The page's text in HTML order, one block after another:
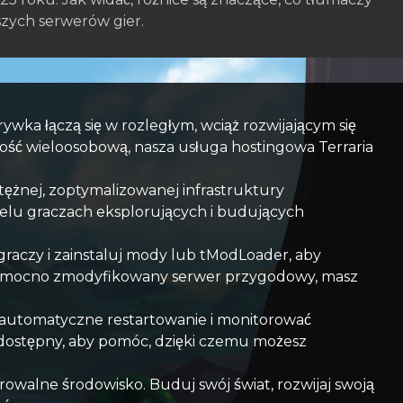
serwerów gier.
łączą się w rozległym, wciąż rozwijającym się
wieloosobową, nasza usługa hostingowa Terraria
zoptymalizowanej infrastruktury
graczach eksplorujących i budujących
i zainstaluj mody lub tModLoader, aby
zmodyfikowany serwer przygodowy, masz
restartowanie i monitorować
aby pomóc, dzięki czemu możesz
środowisko. Buduj swój świat, rozwijaj swoją